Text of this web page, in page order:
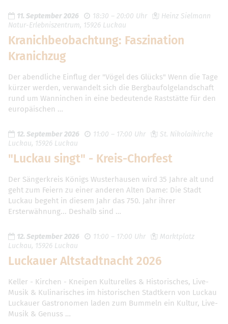
11. September 2026 18:30 – 20:00 Uhr
Heinz Sielmann
Natur-Erlebniszentrum, 15926 Luckau
Kranichbeobachtung: Faszination
Kranichzug
Der abendliche Einflug der "Vögel des Glücks" Wenn die Tage
kürzer werden, verwandelt sich die Bergbaufolgelandschaft
rund um Wanninchen in eine bedeutende Raststätte für den
europäischen …
12. September 2026 11:00 – 17:00 Uhr
St. Nikolaikirche
Luckau, 15926 Luckau
"Luckau singt" - Kreis-Chorfest
Der Sängerkreis Königs Wusterhausen wird 35 Jahre alt und
geht zum Feiern zu einer anderen Alten Dame: Die Stadt
Luckau begeht in diesem Jahr das 750. Jahr ihrer
Ersterwähnung... Deshalb sind …
12. September 2026 11:00 – 17:00 Uhr
Marktplatz
Luckau, 15926 Luckau
Luckauer Altstadtnacht 2026
Keller - Kirchen - Kneipen Kulturelles & Historisches, Live-
Musik & Kulinarisches im historischen Stadtkern von Luckau
Luckauer Gastronomen laden zum Bummeln ein Kultur, Live-
Musik & Genuss …